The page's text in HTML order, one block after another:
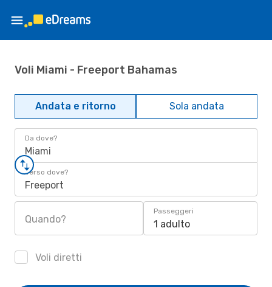
Voli Miami - Freeport Bahamas
Andata e ritorno Sola andata
Da dove?
Miami
Verso dove?
Freeport
Quando?
Passeggeri
1 adulto
Voli diretti